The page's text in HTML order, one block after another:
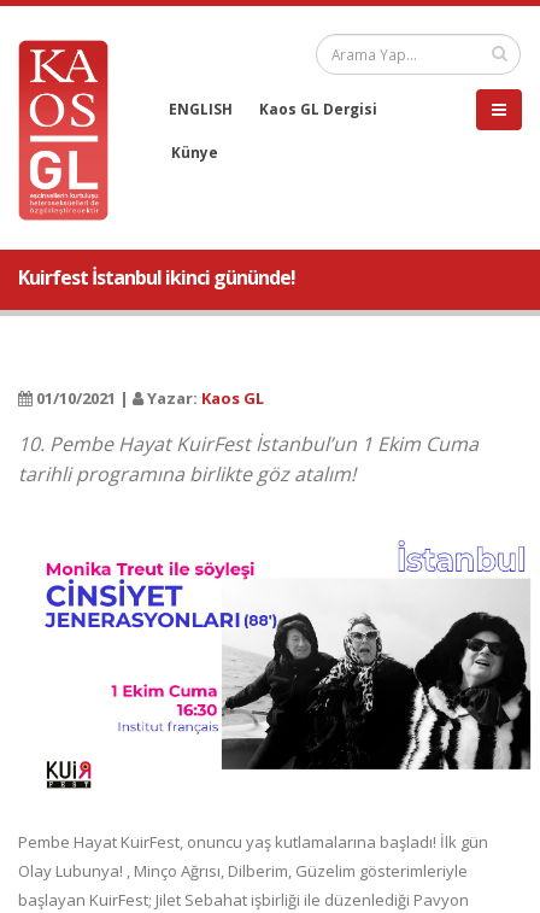
ENGLISH Kaos GL Dergisi
Künye
Kuirfest İstanbul ikinci gününde!
01/10/2021 | Yazar: Kaos GL
10. Pembe Hayat KuirFest İstanbul’un 1 Ekim Cuma
tarihli programına birlikte göz atalım!
Pembe Hayat KuirFest, onuncu yaş kutlamalarına başladı! İlk gün
Olay Lubunya! , Minço Ağrısı, Dilberim, Güzelim gösterimleriyle
başlayan KuirFest; Jilet Sebahat işbirliği ile düzenlediği Pavyon